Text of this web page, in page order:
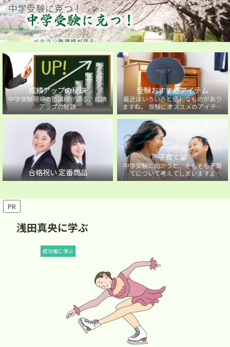
中学受験に克つ！
成績アップの秘訣
中学受験現場の塾講師が語る、成績
アップの秘訣
受験おすすめアイテム
最近はいろいろと便利なものがあり
ますね。 受験にオススメのアイテム
を紹介しています。
合格祝い 定番商品
子育て論
中学受験に向かうと、そもそも子育
てについて考えてしまいますよ
ね・・・。中学受験に向かうお子様
PR
浅田真央に学ぶ
成功者に学ぶ